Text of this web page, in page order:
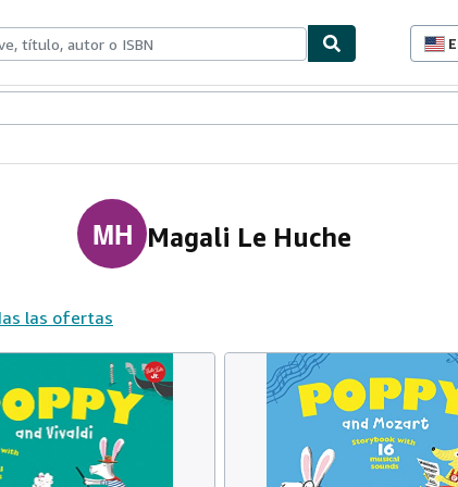
MH Magali Le Huche
las ofertas